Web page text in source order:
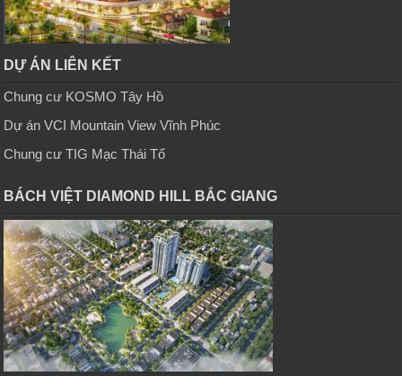
DỰ ÁN LIÊN KẾT
Chung cư KOSMO Tây Hồ
Dự án VCI Mountain View Vĩnh Phúc
Chung cư TIG Mạc Thái Tổ
BÁCH VIỆT DIAMOND HILL BẮC GIANG